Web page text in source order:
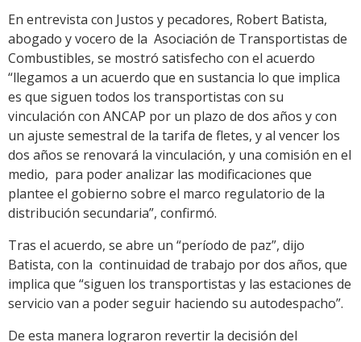
En entrevista con Justos y pecadores, Robert Batista,
abogado y vocero de la Asociación de Transportistas de
Combustibles, se mostró satisfecho con el acuerdo
“llegamos a un acuerdo que en sustancia lo que implica
es que siguen todos los transportistas con su
vinculación con ANCAP por un plazo de dos años y con
un ajuste semestral de la tarifa de fletes, y al vencer los
dos años se renovará la vinculación, y una comisión en el
medio, para poder analizar las modificaciones que
plantee el gobierno sobre el marco regulatorio de la
distribución secundaria”, confirmó.
Tras el acuerdo, se abre un “período de paz”, dijo
Batista, con la continuidad de trabajo por dos años, que
implica que “siguen los transportistas y las estaciones de
servicio van a poder seguir haciendo su autodespacho”.
De esta manera lograron revertir la decisión del